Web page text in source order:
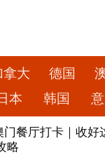
拿大 德国
本 韩国
门餐厅打卡｜收好
略